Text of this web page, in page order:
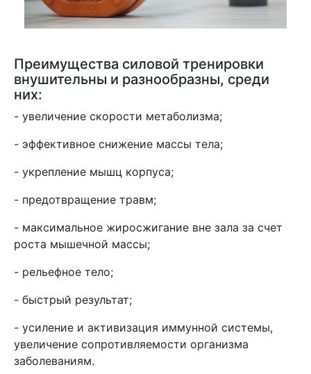
Преимущества силовой тренировки
внушительны и разнообразны, среди
них:
- увеличение скорости метаболизма;
- эффективное снижение массы тела;
- укрепление мышц корпуса;
- предотвращение травм;
- максимальное жиросжигание вне зала за счет
роста мышечной массы;
- рельефное тело;
- быстрый результат;
- усиление и активизация иммунной системы,
увеличение сопротивляемости организма
заболеваниям.